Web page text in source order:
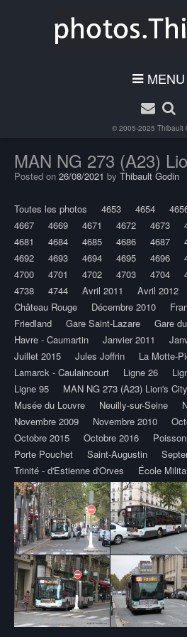
MENU
© 2005-2025 Thibault
MAN NG 273 (A23)
Posted on 26/08/2021 by Thibault Godin
Toutes les photos 4653 4654
4667
4669 4671 4672 4673
4681
4684 4685 4686 4687
4692
4693 4694 4695 4696
4700
4701 4702 4703 4704
4738
4744 Avril 2011 Avril 2012
Château Rouge
Décembre 2010
Friedland
Gare Saint-Lazare Gare
Havre - Caumartin
Janvier 2011
Juillet 2015
Jules Joffrin
La Motte-
Lamarck - Caulaincourt
Ligne 26
Ligne 95
MAN NG 273 (A23) Lion's
Musée du Louvre
Neuilly-sur-Seine
Novembre 2009
Novembre 2010
Octobre 2015
Octobre 2016
Porte Pouchet
Saint-Augustin
Trinité - d'Estienne d'Orves
École